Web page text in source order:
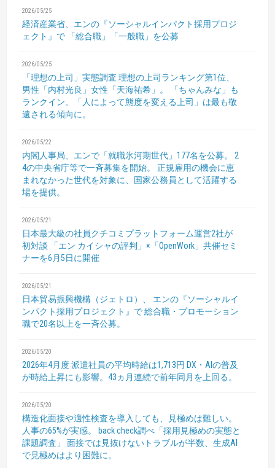
2026/05/25
経済産業省、エンの『ソーシャルインパクト採用プロジ
ェクト』で 「総合職」「一般職」を公募
2026/05/25
「理想の上司」実態調査 理想の上司ランキング第1位、
男性「内村光良」女性「天海祐希」。
「ちゃんみな」も
ランクイン。「人によって態度を変える上司」は最も敬
遠される傾向に。
2026/05/22
内閣人事局、エンで「就職氷河期世代」177名を公募。
2
4の中央省庁等で一斉募集を開始。
正規雇用の機会に恵
まれなかった世代を対象に、国家公務員として活躍する
場を提供。
2026/05/21
日本最大級の社員クチコミプラットフォーム運営2社が
初対談 「エン カイシャの評判」×「OpenWork」共催セミ
ナーを6月5日に開催
2026/05/21
日本貿易振興機構（ジェトロ）、
エンの『ソーシャルイ
ンパクト採用プロジェクト』で総合職・プロモーション
職で20名以上を一斉公募。
2026/05/20
2026年4月度 派遣社員の平均時給は1,713円 DX・AIの普及
が時給上昇にも影響。43ヵ月連続で前年同月を上回る。
2026/05/20
構造化面接や適性検査を導入しても、見極めは難しい。
人事の65%が実感。
back check調べ「採用見極めの実態と
課題調査」
面接では見抜けないトラブルが半数、生成AI
で見極めはより困難に。